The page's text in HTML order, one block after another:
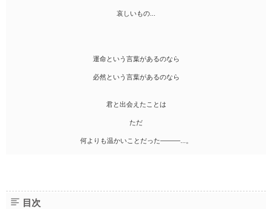
哀しいもの...
運命という言葉があるのなら
必然という言葉があるのなら
君と出会えたことは
ただ
何よりも温かいことだった―――...。
目次